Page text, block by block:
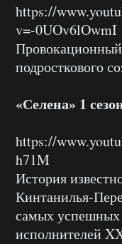
https://
v=-0UOv6lOwmI
подросткового
«Селена» 1
https://
h71M
История
Кинтанилья-
самых успешных
исполнителей